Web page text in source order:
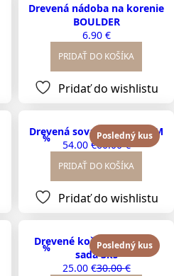
Drevená nádoba na korenie
BOULDER
6.90 €
PRIDAŤ DO KOŠÍKA
Pridať do wishlistu
% Posledný kus
Drevená sova ANDERSEN M
60.00€
Original
price
60.00 €.
54.00€Current
price
54.00 €.
PRIDAŤ DO KOŠÍKA
Pridať do wishlistu
% Posledný kus
Drevené košíky s rúčkou,
sada 3ks
30.00€
25.00 €